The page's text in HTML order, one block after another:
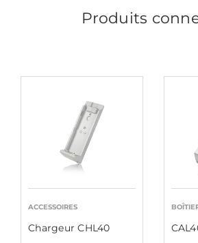
Produits
ACCESSOIRES
Chargeur CHL40